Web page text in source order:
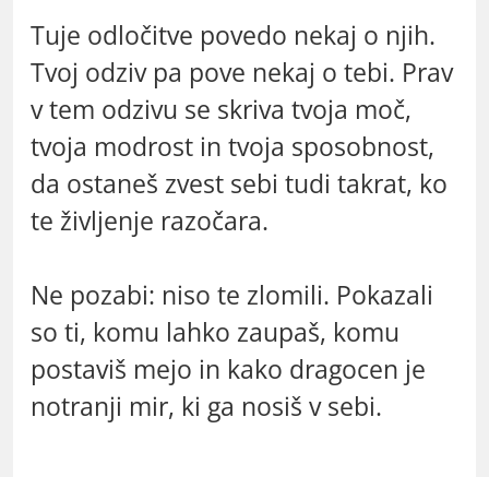
Tuje odločitve povedo nekaj o njih.
Tvoj odziv pa pove nekaj o tebi. Prav
v tem odzivu se skriva tvoja moč,
tvoja modrost in tvoja sposobnost,
da ostaneš zvest sebi tudi takrat, ko
te življenje razočara.
Ne pozabi: niso te zlomili. Pokazali
so ti, komu lahko zaupaš, komu
postaviš mejo in kako dragocen je
notranji mir, ki ga nosiš v sebi.